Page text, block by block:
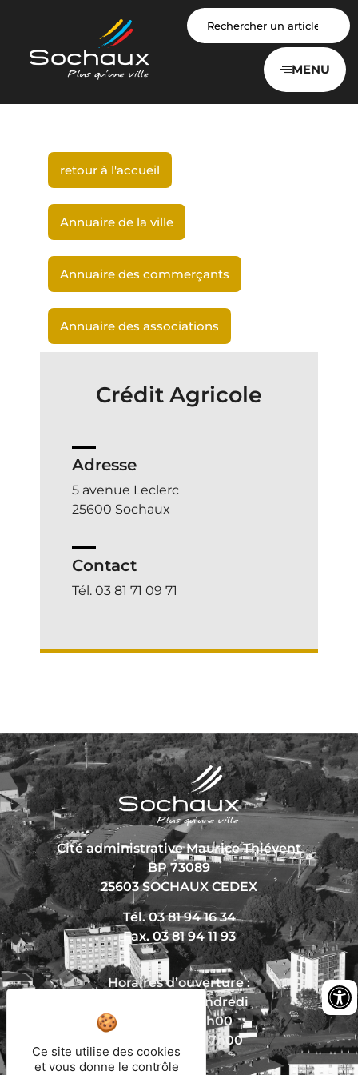
MENU
retour à l'accueil
Annuaire de la ville
Annuaire des commerçants
Annuaire des associations
Crédit Agricole
Adresse
5 avenue Leclerc
25600 Sochaux
Contact
Tél. 03 81 71 09 71
Cité administrative Maurice Thiévent
BP 73089
25603 SOCHAUX CEDEX
Tél. 03 81 94 16 34
Fax. 03 81 94 11 93
Horaires d’ouverture :
Du lundi au vendredi
De 8h30 à 12h00
Et de 13h30 à 17h00
Panneau de gestion des cookies
Ce site utilise des cookies
et vous donne le contrôle